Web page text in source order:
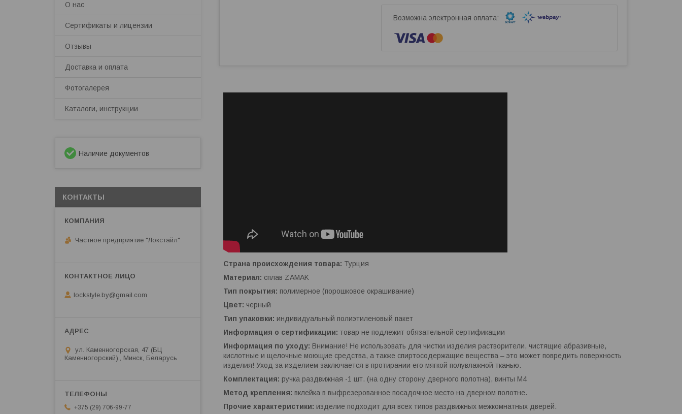
Страна происхождения товара: Турция
Материал: сплав ZAMAK
Тип покрытия: полимерное (порошковое окрашивание)
Цвет: черный
Тип упаковки: индивидуальный полиэтиленовый пакет
Информация о сертификации: товар не подлежит обязательной сертификации
Информация по уходу: Внимание! Не использовать для чистки изделия растворители, чистящие абразивные,
кислотные и щелочные моющие средства, а также спиртосодержащие вещества – это может повредить поверхность
изделия! Уход за изделием заключается в протирании его мягкой полувлажной тканью.
Комплектация: ручка раздвижная -1 шт. (на одну сторону дверного полотна), винты М4
Метод крепления: вклейка в выфрезерованное посадочное место на дверном полотне.
Прочие характеристики: изделие подходит для всех типов раздвижных межкомнатных дверей.
О нас
Сертификаты и лицензии
Отзывы
Доставка и оплата
Фотогалерея
Каталоги, инструкции
Наличие документов
КОНТАКТЫ
Частное предприятие "Локстайл"
lockstyle.by@gmail.com
ул. Каменногорская, 47 (БЦ
Каменногорский)., Минск, Беларусь
+375 (29) 706-99-77